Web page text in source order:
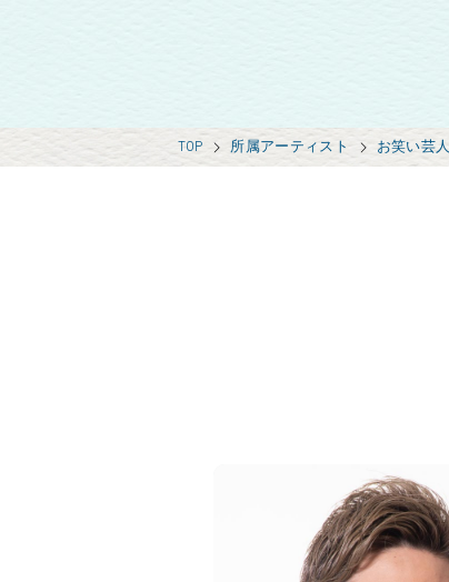
TOP 所属アーティスト お笑い芸人